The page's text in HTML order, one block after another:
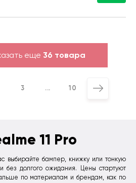
11 Pro
выбирайте бампер, книжку или тонкую
без долгого ожидания. Цены стартуют
по материалам и брендам, как по
еще 36 товара
3 ... 10